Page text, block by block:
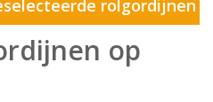
rolgordijnen
op